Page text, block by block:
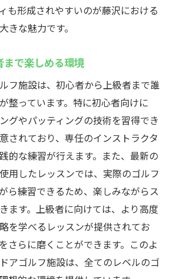
も形成されやすいのが藤沢における
きな魅力です。
で楽しめる環境
フ施設は、初心者から上級者まで誰
整っています。特に初心者向けに
グやパッティングの技術を習得でき
されており、専任のインストラクタ
的な練習が行えます。また、最新の
用したレッスンでは、実際のゴルフ
ら練習できるため、楽しみながらス
ます。上級者に向けては、より高度
を学べるレッスンが提供されてお
さらに磨くことができます。このよ
アゴルフ施設は、全てのレベルのゴ